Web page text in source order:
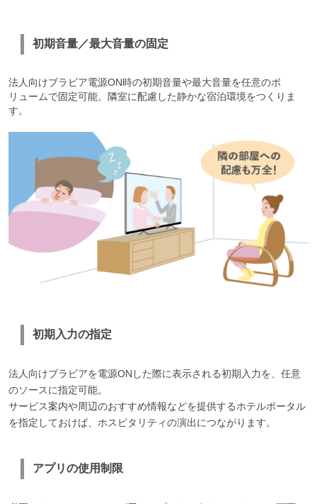
初期音量／最大音量の固定
法人向けブラビア電源ON時の初期音量や最大音量を任意のボ
リュームで固定可能。隣室に配慮した静かな宿泊環境をつくりま
す。
初期入力の指定
法人向けブラビアを電源ONした際に表示される初期入力を、任意
のソースに指定可能。
サービス案内や周辺のおすすめ情報などを提供するホテルポータル
を指定しておけば、ホスピタリティの演出につながります。
アプリの使用制限